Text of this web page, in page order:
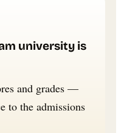
university is
and grades —
to the admissions